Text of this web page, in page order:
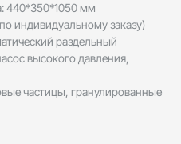
440*350*1050 мм
индивидуальному заказу)
раздельный
высокого давления,
частицы, гранулированные